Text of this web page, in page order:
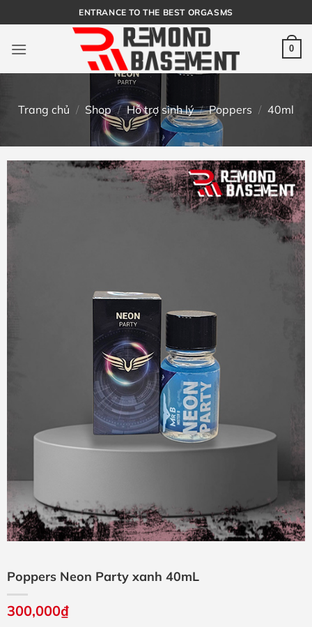
qua
nội
ENTRANCE TO THE BEST ORGASMS
0
Trang chủ / Shop / Hỗ trợ sinh lý / Poppers / 40ml
Poppers Neon Party xanh 40mL
300,000₫